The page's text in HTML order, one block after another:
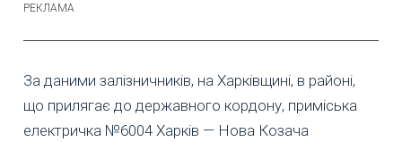
За даними залізничників, на Харківщині, в районі,
що прилягає до державного кордону, приміська
електричка №6004 Харків — Нова Козача